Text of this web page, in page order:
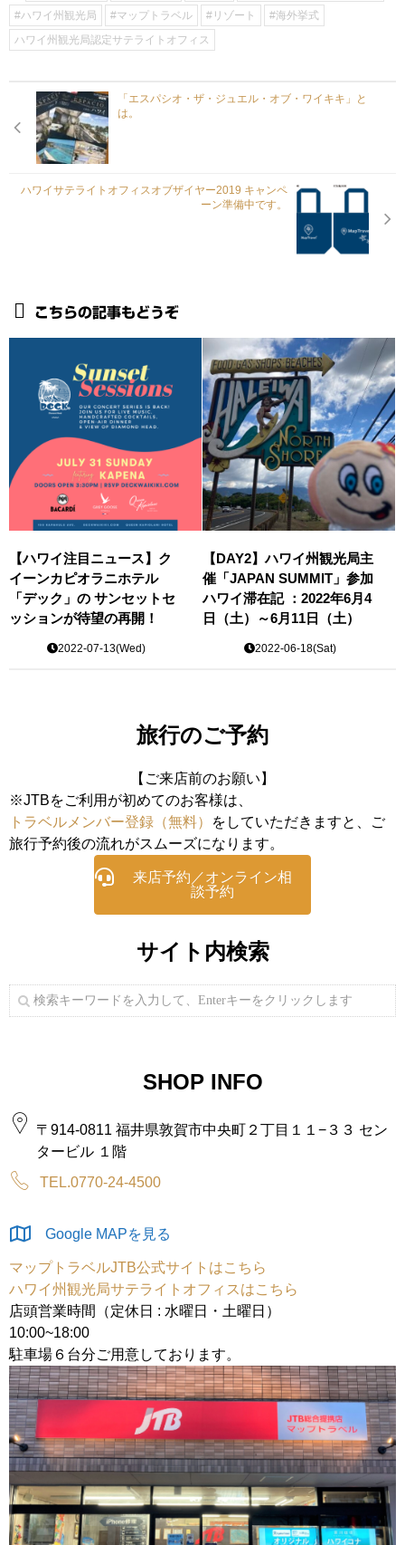
#ハワイ州観光局
#マップトラベル #リゾート
#海外挙式
ハワイ州観光局認定サテライトオフィス
「エスパシオ・ザ・ジュエル・オブ・ワイキキ」と
は。
ハワイサテライトオフィスオブザイヤー2019 キャンペ
ーン準備中です。
こちらの記事もどうぞ
【ハワイ注目ニュース】ク
イーンカピオラニホテル
「デック」の サンセットセ
ッションが待望の再開！
2022-07-13(Wed)
【DAY2】ハワイ州観光局主
催「JAPAN SUMMIT」参加
ハワイ滞在記 ：2022年6月4
日（土）～6月11日（土）
2022-06-18(Sat)
旅行のご予約
【ご来店前のお願い】
※JTBをご利用が初めてのお客様は、
トラベルメンバー登録（無料）
をしていただきますと、ご
旅行予約後の流れがスムーズになります。
来店予約／オンライン相
談予約
サイト内検索
SHOP INFO
〒914-0811 福井県敦賀市中央町２丁目１１−３３ セン
タービル １階
TEL.0770-24-4500
Google MAPを見る
マップトラベルJTB公式サイトはこちら
ハワイ州観光局サテライトオフィスはこちら
店頭営業時間（定休日 : 水曜日・土曜日）
10:00~18:00
駐車場６台分ご用意しております。